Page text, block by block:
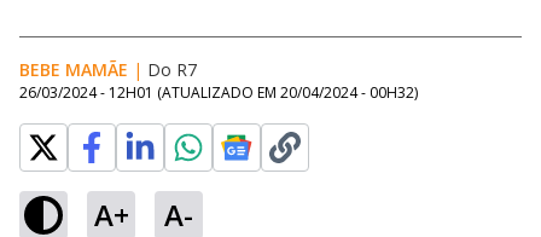
BEBE MAMÃE | Do R7
26/03/2024 - 12H01 (ATUALIZADO EM 20/04/2024 - 00H32)
A+ A-